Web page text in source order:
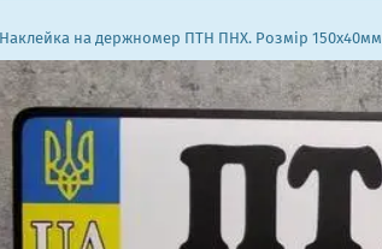
Наклейка на держномер ПТН ПНХ. Розмір 150х40мм